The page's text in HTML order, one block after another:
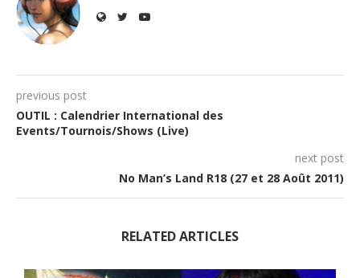
previous post
OUTIL : Calendrier International des
Events/Tournois/Shows (Live)
next post
No Man’s Land R18 (27 et 28 Août 2011)
RELATED ARTICLES